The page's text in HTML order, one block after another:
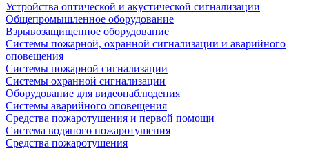
Устройства оптической и акустической сигнализации
Общепромышленное оборудование
Взрывозащищенное оборудование
Системы пожарной, охранной сигнализации и аварийного
оповещения
Системы пожарной сигнализации
Системы охранной сигнализации
Оборудование для видеонаблюдения
Системы аварийного оповещения
Средства пожаротушения и первой помощи
Система водяного пожаротушения
Средства пожаротушения